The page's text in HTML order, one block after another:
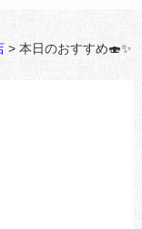
> 本日のおすすめ🍣✨